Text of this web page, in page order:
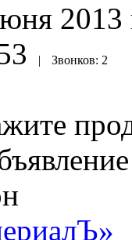
2013
| Звонков: 2